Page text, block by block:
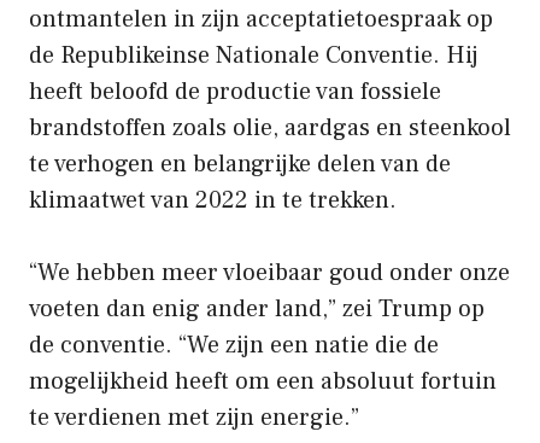
ontmantelen in zijn acceptatietoespraak op
de Republikeinse Nationale Conventie. Hij
heeft beloofd de productie van fossiele
brandstoffen zoals olie, aardgas en steenkool
te verhogen en belangrijke delen van de
klimaatwet van 2022 in te trekken.
“We hebben meer vloeibaar goud onder onze
voeten dan enig ander land,” zei Trump op
de conventie. “We zijn een natie die de
mogelijkheid heeft om een ​​absoluut fortuin
te verdienen met zijn energie.”